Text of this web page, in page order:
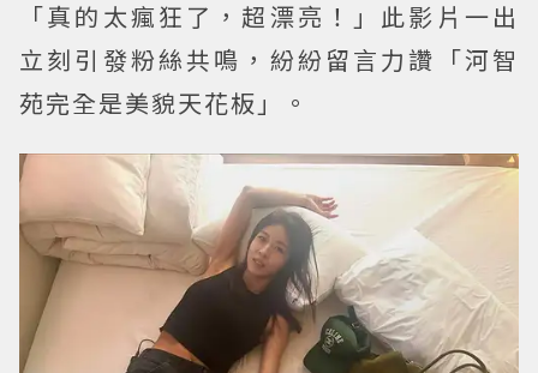
「真的太瘋狂了，超漂亮！」此影片一出
立刻引發粉絲共鳴，紛紛留言力讚「河智
苑完全是美貌天花板」。